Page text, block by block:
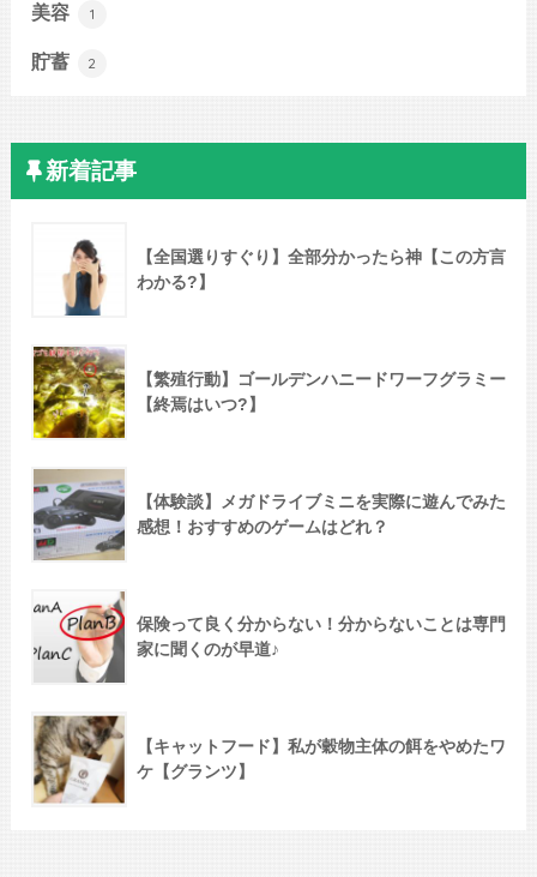
美容 1
貯蓄 2
新着記事
【全国選りすぐり】全部分かったら神【この方言
わかる?】
【繁殖行動】ゴールデンハニードワーフグラミー
【終焉はいつ?】
【体験談】メガドライブミニを実際に遊んでみた
感想！おすすめのゲームはどれ？
保険って良く分からない！分からないことは専門
家に聞くのが早道♪
【キャットフード】私が穀物主体の餌をやめたワ
ケ【グランツ】